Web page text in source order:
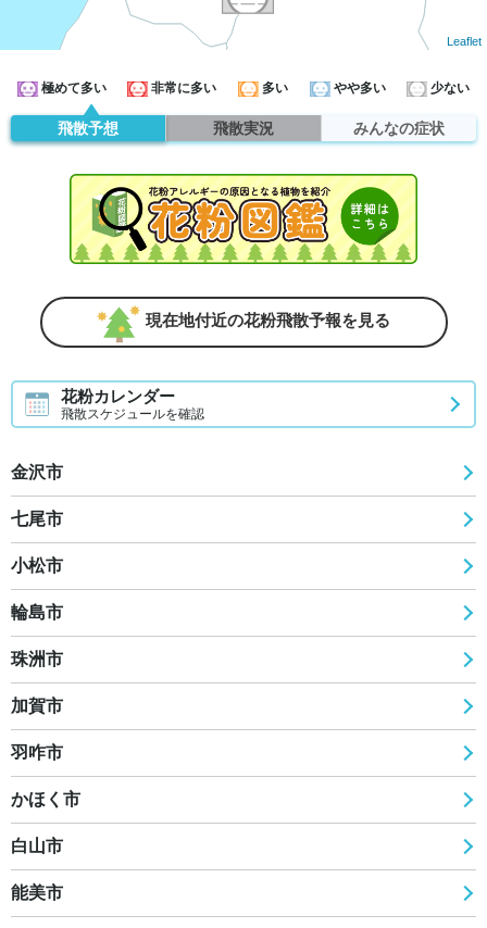
Leaflet
極めて多い 非常に多い 多い やや多い 少ない
飛散予想 飛散実況 みんなの症状
現在地付近の花粉飛散予報を見る
花粉カレンダー
飛散スケジュールを確認
金沢市
七尾市
小松市
輪島市
珠洲市
加賀市
羽咋市
かほく市
白山市
能美市